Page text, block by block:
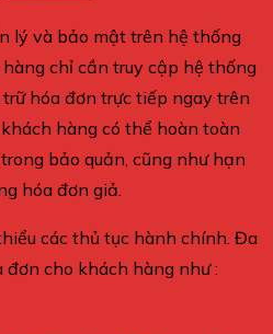
lý và bảo mật trên hệ thống
chỉ cần truy cập hệ thống
hóa đơn trực tiếp ngay trên
hàng có thể hoàn toàn
bảo quản, cũng như hạn
hóa đơn giả.
các thủ tục hành chính. Đa
cho khách hàng như :